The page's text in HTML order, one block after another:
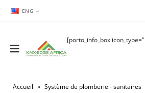
ENG
[porto_info_box
Accueil » Système de plomberie - sanitaires